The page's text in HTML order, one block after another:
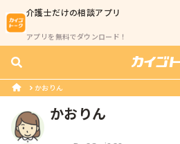
介護士だけの相談アプリ
アプリを無料でダウンロード！
かおりん
かおりん